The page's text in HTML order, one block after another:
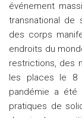
événement
transnational de
des corps
endroits du
restrictions, des
les places le 8
pandémie a été
pratiques de